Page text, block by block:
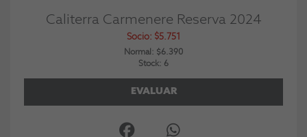
Caliterra Carmenere Reserva 2024
Socio: $5.751
Normal: $6.390
Stock: 6
EVALUAR